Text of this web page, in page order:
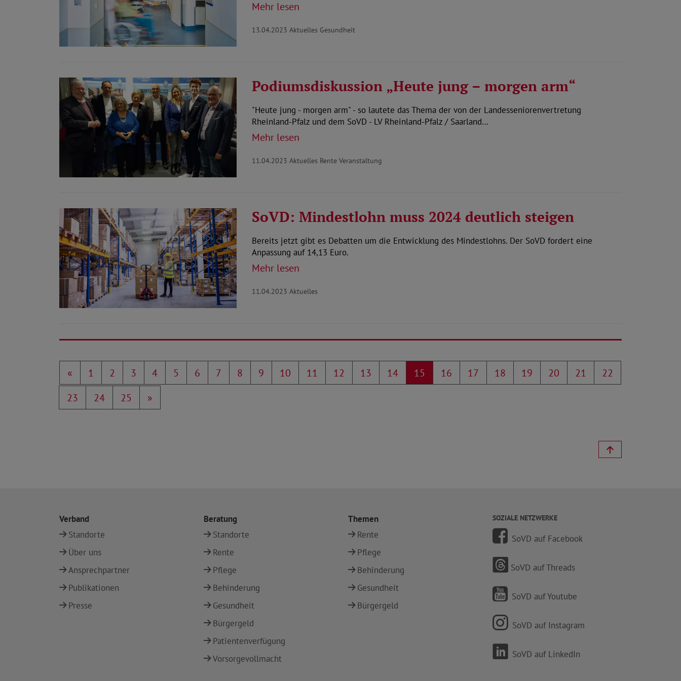
Mehr lesen
13.04.2023 Aktuelles Gesundheit
Podiumsdiskussion „Heute jung – morgen arm“
"Heute jung - morgen arm" - so lautete das Thema der von der Landesseniorenvertretung
Rheinland-Pfalz und dem SoVD - LV Rheinland-Pfalz / Saarland…
Mehr lesen
11.04.2023 Aktuelles Rente Veranstaltung
SoVD: Mindestlohn muss 2024 deutlich steigen
Bereits jetzt gibt es Debatten um die Entwicklung des Mindestlohns. Der SoVD fordert eine
Anpassung auf 14,13 Euro.
Mehr lesen
11.04.2023 Aktuelles
« 1 2 3 4 5 6 7 8 9 10 11 12 13 14 15 16 17 18 19 20 21
22
23
24 25 »
Verband
Standorte
Über uns
Ansprechpartner
Publikationen
Presse
Beratung
Standorte
Rente
Pflege
Behinderung
Gesundheit
Bürgergeld
Patientenverfügung
Vorsorgevollmacht
Themen
Rente
Pflege
Behinderung
Gesundheit
Bürgergeld
SOZIALE NETZWERKE
SoVD auf Facebook
SoVD auf Threads
SoVD auf Youtube
SoVD auf Instagram
SoVD auf LinkedIn